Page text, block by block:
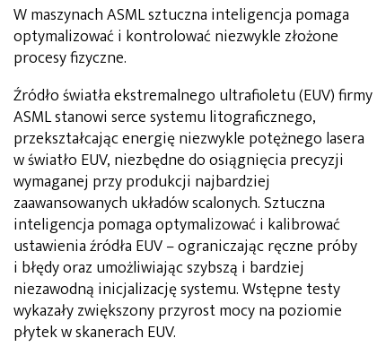
W maszynach ASML sztuczna inteligencja pomaga
optymalizować i kontrolować niezwykle złożone
procesy fizyczne.
Źródło światła ekstremalnego ultrafioletu (EUV) firmy
ASML stanowi serce systemu litograficznego,
przekształcając energię niezwykle potężnego lasera
w światło EUV, niezbędne do osiągnięcia precyzji
wymaganej przy produkcji najbardziej
zaawansowanych układów scalonych. Sztuczna
inteligencja pomaga optymalizować i kalibrować
ustawienia źródła EUV – ograniczając ręczne próby
i błędy oraz umożliwiając szybszą i bardziej
niezawodną inicjalizację systemu. Wstępne testy
wykazały zwiększony przyrost mocy na poziomie
płytek w skanerach EUV.